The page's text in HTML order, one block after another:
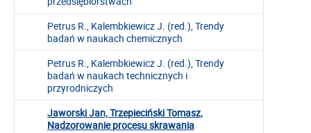
Petrus R., Kalembkiewicz J. (red.), Trendy
badań w naukach chemicznych
Petrus R., Kalembkiewicz J. (red.), Trendy
badań w naukach technicznych i
przyrodniczych
Jaworski Jan, Trzepieciński Tomasz,
Nadzorowanie procesu skrawania